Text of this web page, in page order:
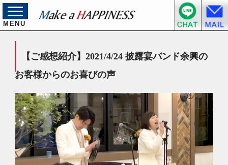
MENU
【ご感想紹介】2021/4/24 披露宴バンド余興の
お客様からのお喜びの声